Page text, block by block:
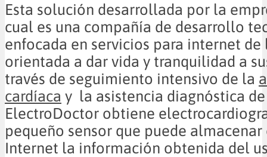
Esta solución desarrollada por la
cual es una compañía de desarrollo
enfocada en servicios para internet de
orientada a dar vida y tranquilidad a
través de seguimiento intensivo de la
cardíaca y la asistencia diagnóstica
ElectroDoctor obtiene
pequeño sensor que puede
Internet la información obtenida del